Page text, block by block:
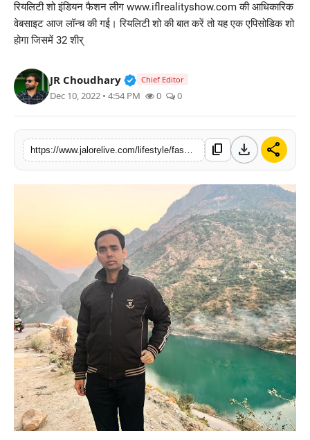
मनोरंजन
विशेष
रियलिटी शो इंडियन फैशन लीग www.iflrealityshow.com की आधिकारिक
वेबसाइट आज लॉन्च की गई। रियलिटी शो की बात करें तो यह एक एपिसोडिक शो
होगा जिसमें 32 शीर्
JR Choudhary Verified Public Figure • 30 Mar,
Chief Editor
Dec 10, 2022 • 4:54 PM 0 0
content_copy download share